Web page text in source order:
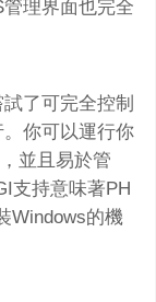
理界面也完全
了可完全控制
。你可以運行你
並且易於管
支持意味著PH
Windows的機